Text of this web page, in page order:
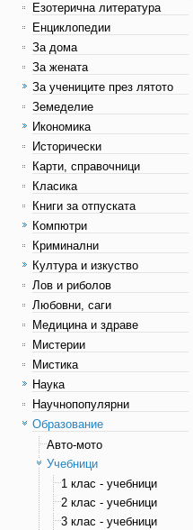
Езотерична литература
Енциклопедии
За дома
За жената
За учениците през лятото
Земеделие
Икономика
Исторически
Карти, справочници
Класика
Книги за отпуската
Компютри
Криминални
Култура и изкуство
Лов и риболов
Любовни, саги
Медицина и здраве
Мистерии
Мистика
Наука
Научнопопулярни
Образование
Авто-мото
Учебници
1 клас - учебници
2 клас - учебници
3 клас - учебници